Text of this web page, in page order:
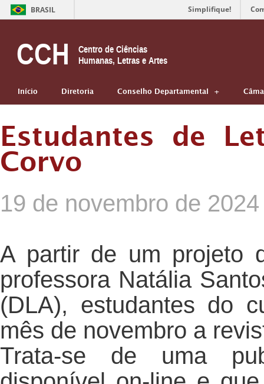
BRASIL Simplifique!
CCH
Centro de Ciências
Humanas, Letras e Artes
Início Diretoria Conselho Departamental
Estudantes de
Corvo
19 de novembro de 2024
A partir de um projeto
professora Natália
(DLA), estudantes do
mês de novembro a
Trata-se de uma